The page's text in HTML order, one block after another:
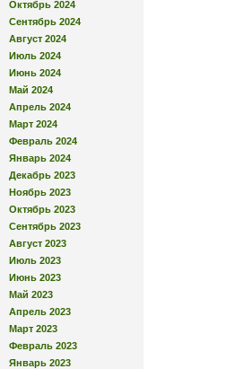
Октябрь 2024
Сентябрь 2024
Август 2024
Июль 2024
Июнь 2024
Май 2024
Апрель 2024
Март 2024
Февраль 2024
Январь 2024
Декабрь 2023
Ноябрь 2023
Октябрь 2023
Сентябрь 2023
Август 2023
Июль 2023
Июнь 2023
Май 2023
Апрель 2023
Март 2023
Февраль 2023
Январь 2023